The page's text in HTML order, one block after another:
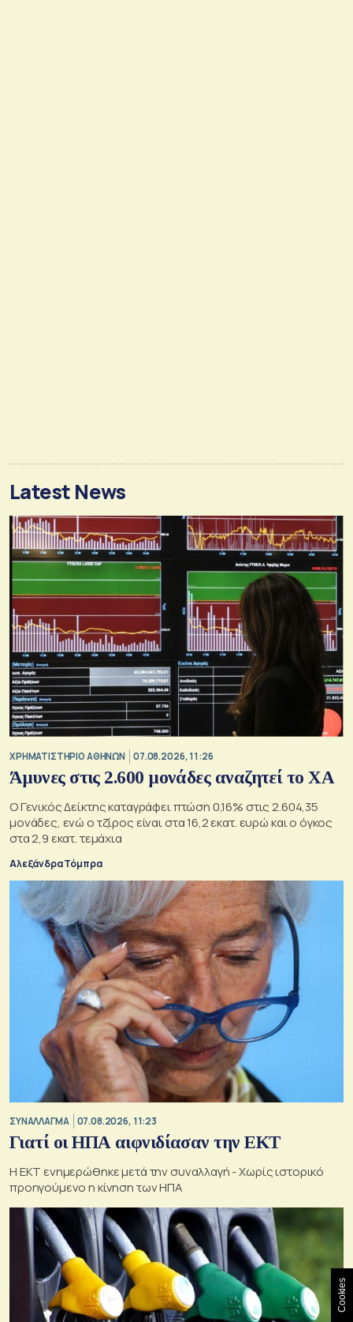
Latest News
XΡΗΜΑΤΙΣΤΗΡΙΟ ΑΘΗΝΩΝ 07.08.2026, 11:26
Άμυνες στις 2.600 μονάδες αναζητεί το ΧΑ
Ο Γενικός Δείκτης καταγράφει πτώση 0,16% στις 2.604,35
μονάδες, ενώ ο τζίρος είναι στα 16,2 εκατ. ευρώ και ο όγκος
στα 2,9 εκατ. τεμάχια
Αλεξάνδρα Τόμπρα
ΣΥΝΑΛΛΑΓΜΑ 07.08.2026, 11:23
Γιατί οι ΗΠΑ αιφνιδίασαν την ΕΚΤ
Η ΕΚΤ ενημερώθηκε μετά την συναλλαγή - Χωρίς ιστορικό
προηγούμενο η κίνηση των ΗΠΑ
Cookies